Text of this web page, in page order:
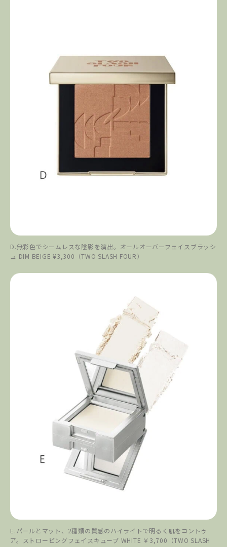
D.無彩色でシームレスな陰影を演出。オールオーバーフェイスブラッシ
ュ DIM BEIGE ¥3,300（TWO SLASH FOUR）
E.パールとマット、2種類の質感のハイライトで明るく肌をコントゥ
ア。ストロービングフェイスキューブ WHITE ￥3,700（TWO SLASH